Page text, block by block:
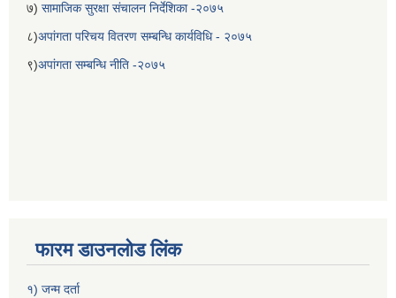
७) सामाजिक सुरक्षा संचालन निर्देशिका -२०७५
८)अपांगता परिचय वितरण सम्बन्धि कार्यविधि - २०७५
९)अपांगता सम्बन्धि नीति -२०७५
फारम डाउनलोड लिंक
१) जन्म दर्ता